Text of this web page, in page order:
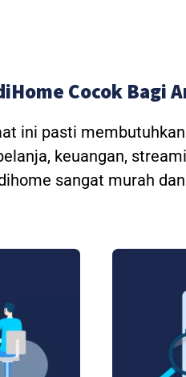
Cocok Bagi
ini pasti
keuangan,
sangat murah